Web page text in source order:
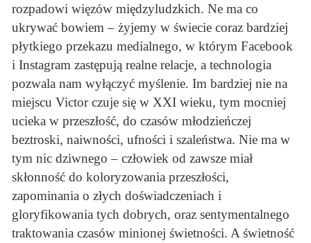
rozpadowi więzów międzyludzkich. Ne ma co
ukrywać bowiem – żyjemy w świecie coraz bardziej
płytkiego przekazu medialnego, w którym Facebook
i Instagram zastępują realne relacje, a technologia
pozwala nam wyłączyć myślenie. Im bardziej nie na
miejscu Victor czuje się w XXI wieku, tym mocniej
ucieka w przeszłość, do czasów młodzieńczej
beztroski, naiwności, ufności i szaleństwa. Nie ma w
tym nic dziwnego – człowiek od zawsze miał
skłonność do koloryzowania przeszłości,
zapominania o złych doświadczeniach i
gloryfikowania tych dobrych, oraz sentymentalnego
traktowania czasów minionej świetności. A świetność